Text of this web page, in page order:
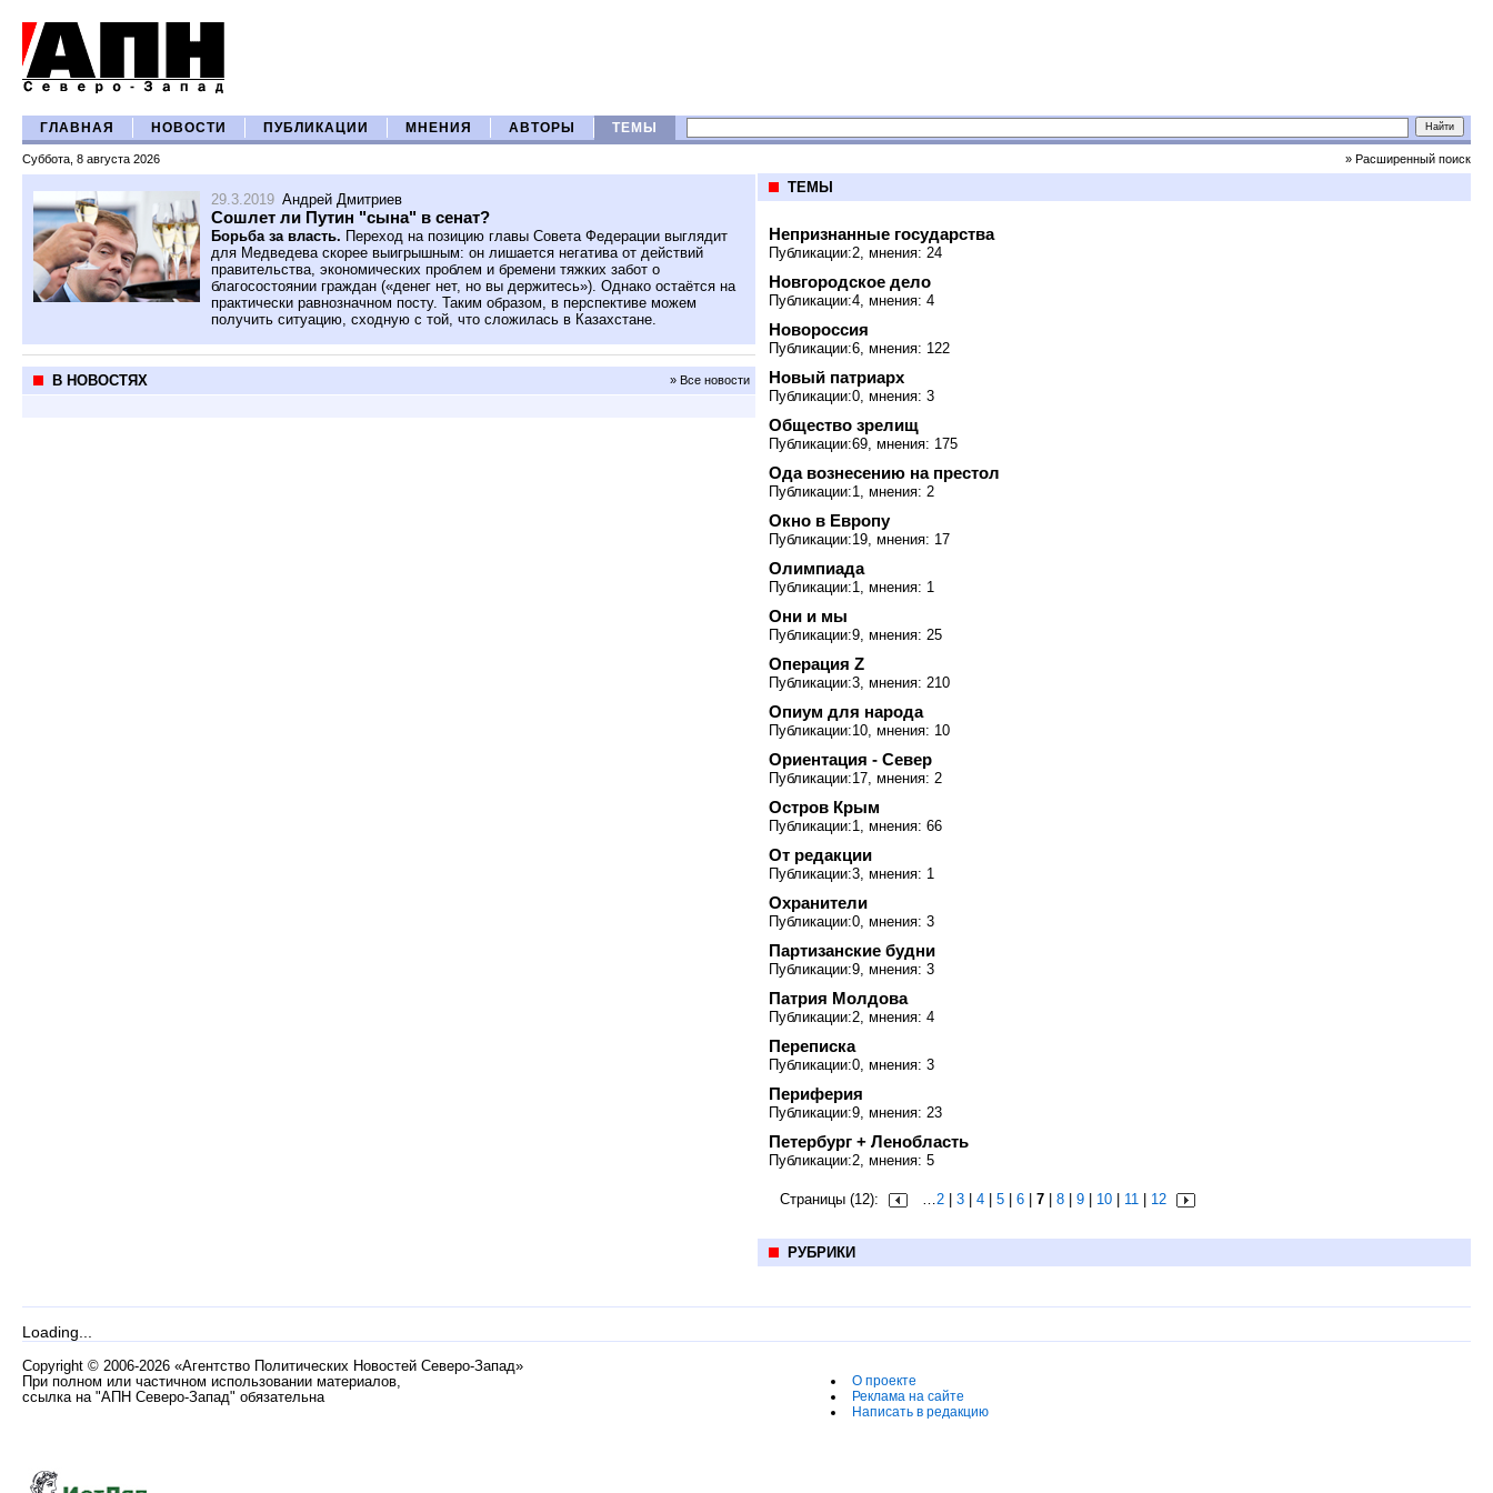
ГЛАВНАЯ НОВОСТИ ПУБЛИКАЦИИ МНЕНИЯ АВТОРЫ ТЕМЫ
Суббота, 8 августа 2026 » Расширенный поиск
29.3.2019 Андрей Дмитриев
Сошлет ли Путин "сына" в сенат?
Борьба за власть. Переход на позицию главы Совета Федерации выглядит
для Медведева скорее выигрышным: он лишается негатива от действий
правительства, экономических проблем и бремени тяжких забот о
благосостоянии граждан («денег нет, но вы держитесь»). Однако остаётся на
практически равнозначном посту. Таким образом, в перспективе можем
получить ситуацию, сходную с той, что сложилась в Казахстане.
В НОВОСТЯХ » Все новости
ТЕМЫ
Непризнанные государства
Публикации:2, мнения: 24
Новгородское дело
Публикации:4, мнения: 4
Новороссия
Публикации:6, мнения: 122
Новый патриарх
Публикации:0, мнения: 3
Общество зрелищ
Публикации:69, мнения: 175
Ода вознесению на престол
Публикации:1, мнения: 2
Окно в Европу
Публикации:19, мнения: 17
Олимпиада
Публикации:1, мнения: 1
Они и мы
Публикации:9, мнения: 25
Операция Z
Публикации:3, мнения: 210
Опиум для народа
Публикации:10, мнения: 10
Ориентация - Север
Публикации:17, мнения: 2
Остров Крым
Публикации:1, мнения: 66
От редакции
Публикации:3, мнения: 1
Охранители
Публикации:0, мнения: 3
Партизанские будни
Публикации:9, мнения: 3
Патрия Молдова
Публикации:2, мнения: 4
Переписка
Публикации:0, мнения: 3
Периферия
Публикации:9, мнения: 23
Петербург + Ленобласть
Публикации:2, мнения: 5
Страницы (12): …2 3 4 5 6 7 8 9 10 11 12
РУБРИКИ
Loading...
Copyright © 2006-2026 «Агентство Политических Новостей Северо-Запад»
При полном или частичном использовании материалов,
ссылка на "АПН Северо-Запад" обязательна
О проекте
Реклама на сайте
Написать в редакцию